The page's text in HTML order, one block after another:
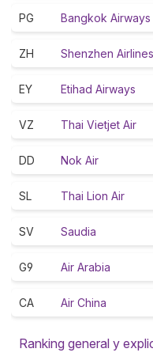
PG Bangkok Airways
ZH Shenzhen Airlines
EY Etihad Airways
VZ Thai Vietjet Air
DD Nok Air
SL Thai Lion Air
SV Saudia
G9 Air Arabia
CA Air China
Ranking general y